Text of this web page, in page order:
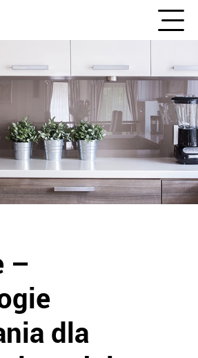
–
dla